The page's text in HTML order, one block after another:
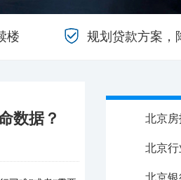
楼 规划贷款方案，
北京
北京
北京
数据？